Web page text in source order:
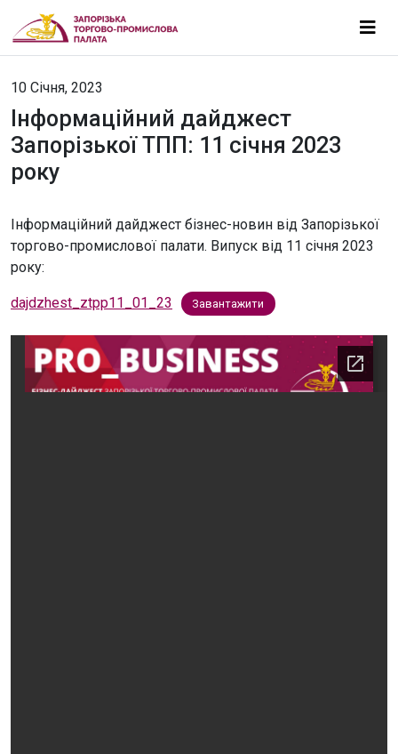
10 Січня, 2023
Інформаційний дайджест
Запорізької ТПП: 11 січня 2023
року
Інформаційний дайджест бізнес-новин від Запорізької
торгово-промислової палати. Випуск від 11 cічня 2023
року:
dajdzhest_ztpp11_01_23 Завантажити